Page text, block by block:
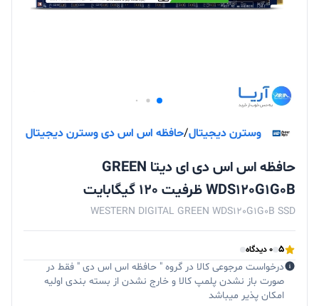
وسترن دیجیتال/حافظه اس اس دی وسترن دیجیتال
حافظه اس اس دی ای دیتا GREEN
WDS120G1G0B ظرفیت 120 گیگابایت
WESTERN DIGITAL GREEN WDS120G1G0B SSD
5 0 دیدگاه
درخواست مرجوعی کالا در گروه " حافظه اس اس دی " فقط در
صورت باز نشدن پلمپ کالا و خارج نشدن از بسته بندی اولیه
امکان پذیر میباشد